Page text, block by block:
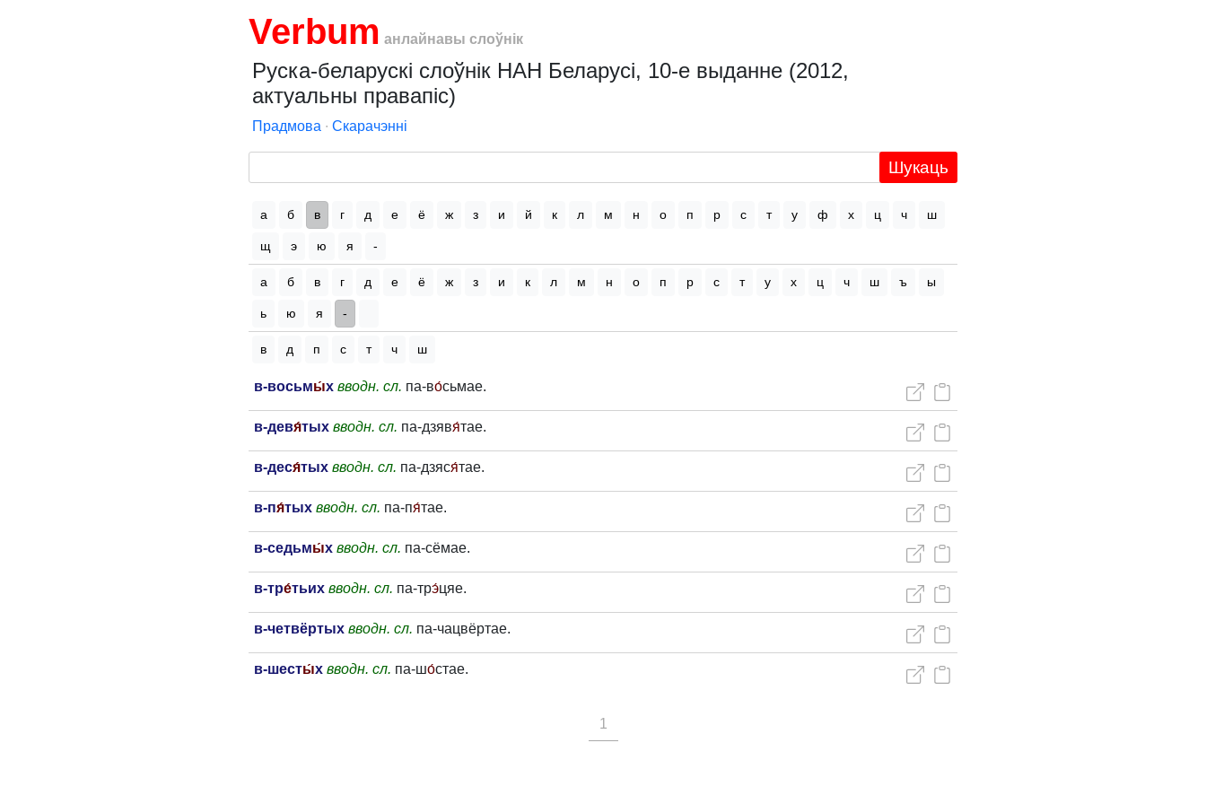
Verbum анлайнавы слоўнік
Руска-беларускі слоўнік НАН Беларусі, 10-е выданне (2012,
актуальны правапіс)
Прадмова ∙ Скарачэнні
Шукаць
а б в г д е ё ж з и й к л м н о п р с т у ф х ц ч ш
щ э ю я -
а б в г д е ё ж з и к л м н о п р с т у х ц ч ш ъ ы
ь ю я -
в д п с т ч ш
в-восьмы́х вводн. сл. па-во́сьмае.
в-девя́тых вводн. сл. па-дзявя́тае.
в-деся́тых вводн. сл. па-дзяся́тае.
в-пя́тых вводн. сл. па-пя́тае.
в-седьмы́х вводн. сл. па-сёмае.
в-тре́тьих вводн. сл. па-трэ́цяе.
в-четвёртых вводн. сл. па-чацвёртае.
в-шесты́х вводн. сл. па-шо́стае.
1